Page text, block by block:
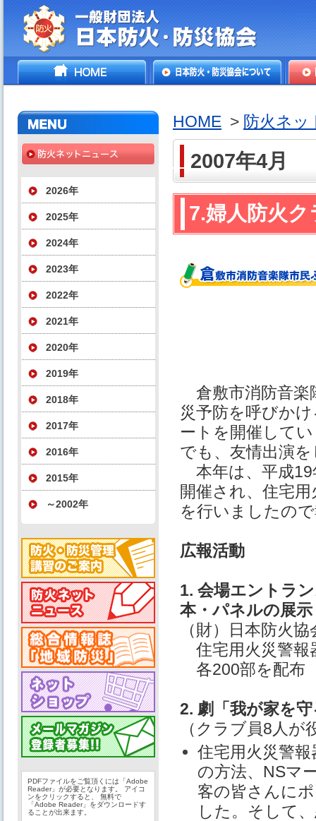
一般財団法人日本防火・防
HOME
2026年
2025年
2024年
2023年
2022年
2021年
2020年
2019年
2018年
2017年
2016年
2015年
～2002年
PDFファイルをご覧頂くには「Adobe
Reader」が必要となります。 アイコ
ンをクリックすると、 無料で
「Adobe Reader」をダウンロードす
ることが出来ます。
HOME > 防火ネッ
2007年4月
7.婦人防火
倉敷市消防音楽
災予防を呼びか
ートを開催して
でも、友情出演
本年は、平成19
開催され、住宅
を行いましたの
広報活動
1. 会場エントラ
本・パネルの展示
（財）日本防火
住宅用火災警報
各200部を配布
2. 劇「我が家を
（クラブ員8人
住宅用火災警
の方法、NSマ
客の皆さんに
した。そして